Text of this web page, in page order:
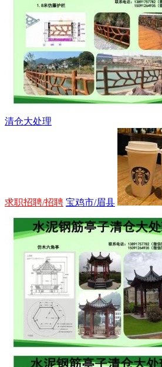
清仓大处理
求职招聘/招聘 宝鸡市/眉县